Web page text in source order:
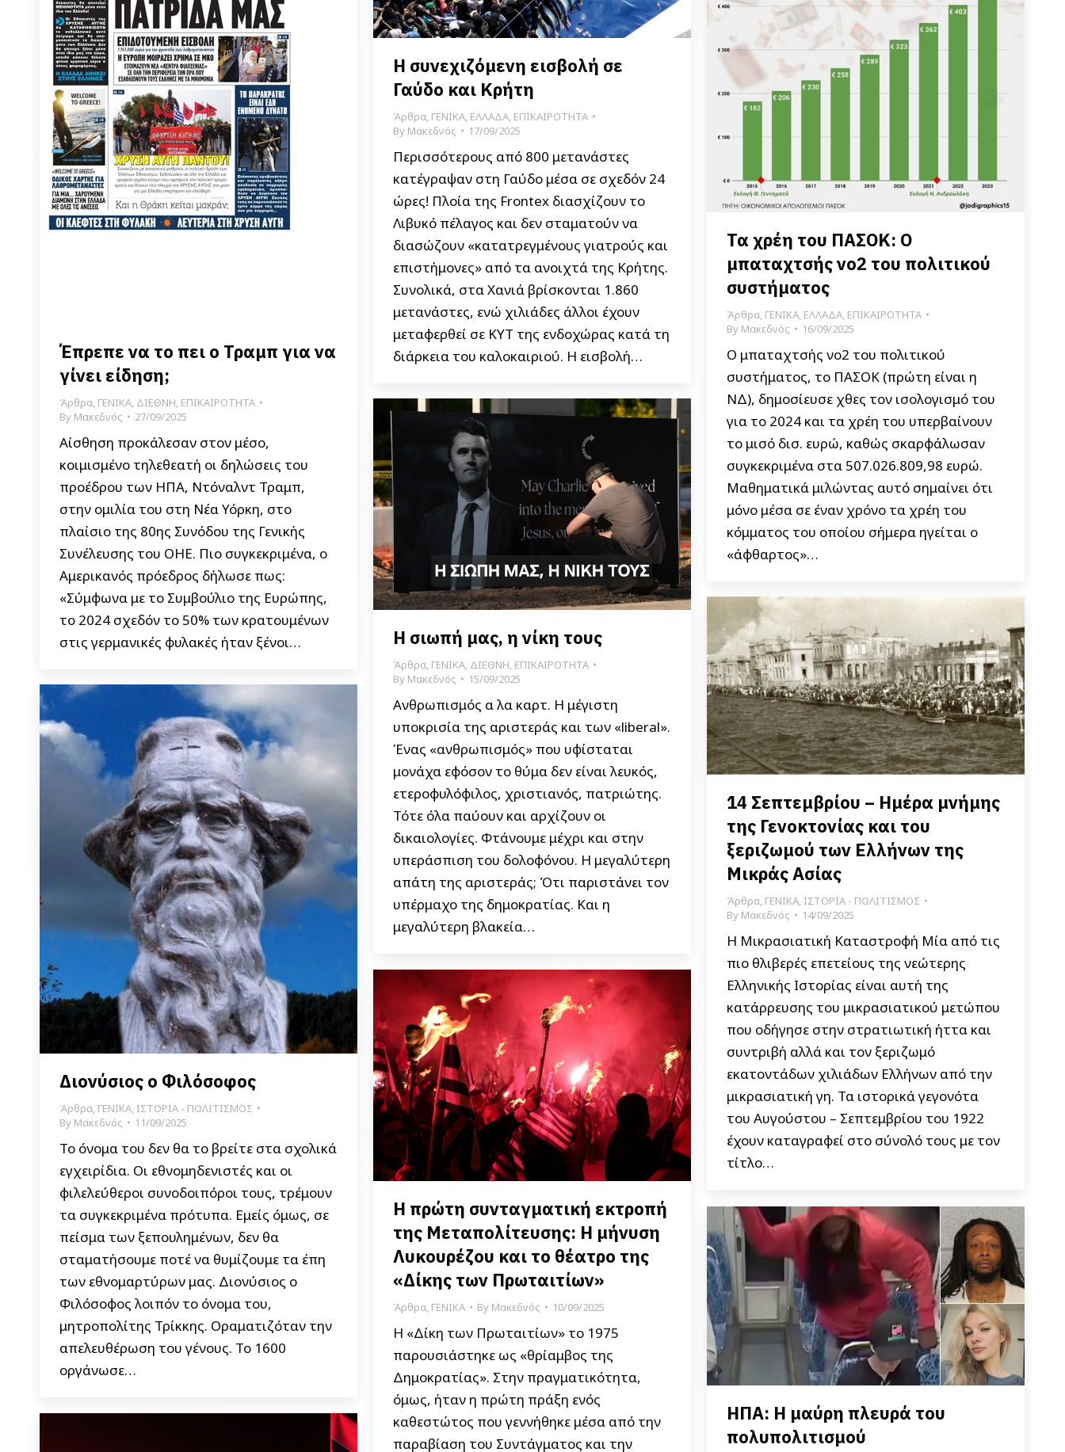
Έπρεπε να το πει ο Τραμπ για να
γίνει είδηση;
Άρθρα, ΓΕΝΙΚΑ, ΔΙΕΘΝΗ, ΕΠΙΚΑΙΡΟΤΗΤΑ
By Μακεδνός 27/09/2025
Αίσθηση προκάλεσαν στον μέσο,
κοιμισμένο τηλεθεατή οι δηλώσεις του
προέδρου των ΗΠΑ, Ντόναλντ Τραμπ,
στην ομιλία του στη Νέα Υόρκη, στο
πλαίσιο της 80ης Συνόδου της Γενικής
Συνέλευσης του ΟΗΕ. Πιο συγκεκριμένα, ο
Αμερικανός πρόεδρος δήλωσε πως:
«Σύμφωνα με το Συμβούλιο της Ευρώπης,
το 2024 σχεδόν το 50% των κρατουμένων
στις γερμανικές φυλακές ήταν ξένοι…
Η συνεχιζόμενη εισβολή σε
Γαύδο και Κρήτη
Άρθρα, ΓΕΝΙΚΑ, ΕΛΛΑΔΑ, ΕΠΙΚΑΙΡΟΤΗΤΑ
By Μακεδνός 17/09/2025
Περισσότερους από 800 μετανάστες
κατέγραψαν στη Γαύδο μέσα σε σχεδόν 24
ώρες! Πλοία της Frontex διασχίζουν το
Λιβυκό πέλαγος και δεν σταματούν να
διασώζουν «κατατρεγμένους γιατρούς και
επιστήμονες» από τα ανοιχτά της Κρήτης.
Συνολικά, στα Χανιά βρίσκονται 1.860
μετανάστες, ενώ χιλιάδες άλλοι έχουν
μεταφερθεί σε ΚΥΤ της ενδοχώρας κατά τη
διάρκεια του καλοκαιριού. Η εισβολή…
Τα χρέη του ΠΑΣΟΚ: Ο
μπαταχτσής νο2 του πολιτικού
συστήματος
Άρθρα, ΓΕΝΙΚΑ, ΕΛΛΑΔΑ, ΕΠΙΚΑΙΡΟΤΗΤΑ
By Μακεδνός 16/09/2025
Ο μπαταχτσής νο2 του πολιτικού
συστήματος, το ΠΑΣΟΚ (πρώτη είναι η
ΝΔ), δημοσίευσε χθες τον ισολογισμό του
για το 2024 και τα χρέη του υπερβαίνουν
το μισό δισ. ευρώ, καθώς σκαρφάλωσαν
συγκεκριμένα στα 507.026.809,98 ευρώ.
Μαθηματικά μιλώντας αυτό σημαίνει ότι
μόνο μέσα σε έναν χρόνο τα χρέη του
κόμματος του οποίου σήμερα ηγείται ο
«άφθαρτος»…
Η σιωπή μας, η νίκη τους
Άρθρα, ΓΕΝΙΚΑ, ΔΙΕΘΝΗ, ΕΠΙΚΑΙΡΟΤΗΤΑ
By Μακεδνός 15/09/2025
Ανθρωπισμός α λα καρτ. Η μέγιστη
υποκρισία της αριστεράς και των «liberal».
Ένας «ανθρωπισμός» που υφίσταται
μονάχα εφόσον το θύμα δεν είναι λευκός,
ετεροφυλόφιλος, χριστιανός, πατριώτης.
Τότε όλα παύουν και αρχίζουν οι
δικαιολογίες. Φτάνουμε μέχρι και στην
υπεράσπιση του δολοφόνου. Η μεγαλύτερη
απάτη της αριστεράς; Ότι παριστάνει τον
υπέρμαχο της δημοκρατίας. Και η
μεγαλύτερη βλακεία…
14 Σεπτεμβρίου – Ημέρα μνήμης
της Γενοκτονίας και του
ξεριζωμού των Ελλήνων της
Μικράς Ασίας
Άρθρα, ΓΕΝΙΚΑ, ΙΣΤΟΡΙΑ - ΠΟΛΙΤΙΣΜΟΣ
By Μακεδνός 14/09/2025
Η Μικρασιατική Καταστροφή Μία από τις
πιο θλιβερές επετείους της νεώτερης
Ελληνικής Ιστορίας είναι αυτή της
κατάρρευσης του μικρασιατικού μετώπου
που οδήγησε στην στρατιωτική ήττα και
συντριβή αλλά και τον ξεριζωμό
εκατοντάδων χιλιάδων Ελλήνων από την
μικρασιατική γη. Τα ιστορικά γεγονότα
του Αυγούστου – Σεπτεμβρίου του 1922
έχουν καταγραφεί στο σύνολό τους με τον
τίτλο…
Διονύσιος ο Φιλόσοφος
Άρθρα, ΓΕΝΙΚΑ, ΙΣΤΟΡΙΑ - ΠΟΛΙΤΙΣΜΟΣ
By Μακεδνός 11/09/2025
Το όνομα του δεν θα το βρείτε στα σχολικά
εγχειρίδια. Οι εθνομηδενιστές και οι
φιλελεύθεροι συνοδοιπόροι τους, τρέμουν
τα συγκεκριμένα πρότυπα. Εμείς όμως, σε
πείσμα των ξεπουλημένων, δεν θα
σταματήσουμε ποτέ να θυμίζουμε τα έπη
των εθνομαρτύρων μας. Διονύσιος ο
Φιλόσοφος λοιπόν το όνομα του,
μητροπολίτης Τρίκκης. Οραματιζόταν την
απελευθέρωση του γένους. Το 1600
οργάνωσε…
Η πρώτη συνταγματική εκτροπή
της Μεταπολίτευσης: Η μήνυση
Λυκουρέζου και το θέατρο της
«Δίκης των Πρωταιτίων»
Άρθρα, ΓΕΝΙΚΑ By Μακεδνός 10/09/2025
Η «Δίκη των Πρωταιτίων» το 1975
παρουσιάστηκε ως «θρίαμβος της
Δημοκρατίας». Στην πραγματικότητα,
όμως, ήταν η πρώτη πράξη ενός
καθεστώτος που γεννήθηκε μέσα από την
παραβίαση του Συντάγματος και την
ΗΠΑ: Η μαύρη πλευρά του
πολυπολιτισμού